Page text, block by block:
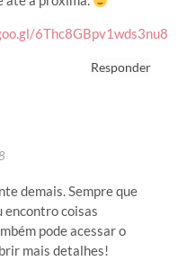
6Thc8GBpv1wds3nu8
Responder
demais. Sempre que
encontro coisas
pode acessar o
mais detalhes!